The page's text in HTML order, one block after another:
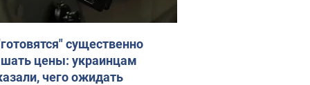
существенно
цены: украинцам
чего ожидать